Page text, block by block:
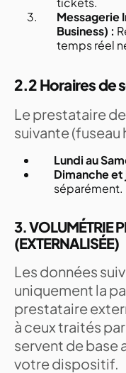
Messagerie
Business) :
temps réel
2.2 Horaires de
Le prestataire
suivante (fuseau
Lundi au
Dimanche et
séparément.
3. VOLUMÉTRIE
(EXTERNALISÉE)
Les données
uniquement la
prestataire
à ceux traités
servent de base
votre dispositif.